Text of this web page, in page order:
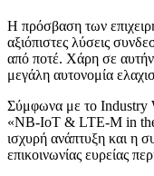
Η πρόσβαση των
αξιόπιστες λύσεις
από ποτέ. Χάρη σε
μεγάλη αυτονομία
Σύμφωνα με το Industry
«NB-IoT & LTE-M in the
ισχυρή ανάπτυξη και η
επικοινωνίας ευρείας